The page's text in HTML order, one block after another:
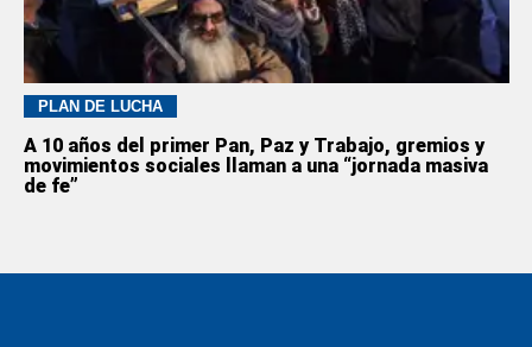
PLAN DE LUCHA
A 10 años del primer Pan, Paz y Trabajo, gremios y
movimientos sociales llaman a una “jornada masiva
de fe”